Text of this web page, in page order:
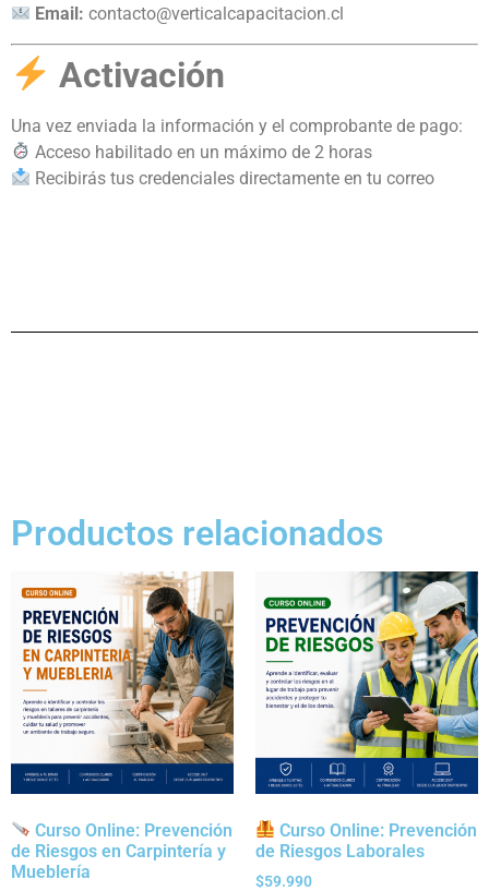
Email: contacto@verticalcapacitacion.cl
Activación
Una vez enviada la información y el comprobante de pago:
Acceso habilitado en un máximo de 2 horas
Recibirás tus credenciales directamente en tu correo
Productos relacionados
Curso Online: Prevención
de Riesgos en Carpintería y
Mueblería
Curso Online: Prevención
de Riesgos Laborales
$59.990